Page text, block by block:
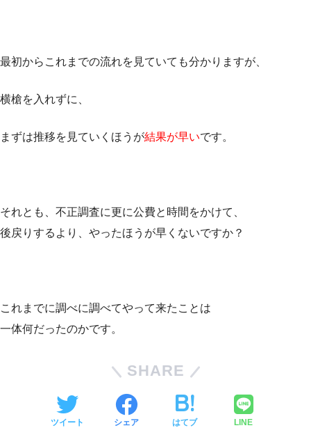
最初からこれまでの流れを見ていても分かりますが、
横槍を入れずに、
まずは推移を見ていくほうが結果が早いです。
それとも、不正調査に更に公費と時間をかけて、
後戻りするより、やったほうが早くないですか？
これまでに調べに調べてやって来たことは
一体何だったのかです。
SHARE
ツイート シェア はてブ LINE